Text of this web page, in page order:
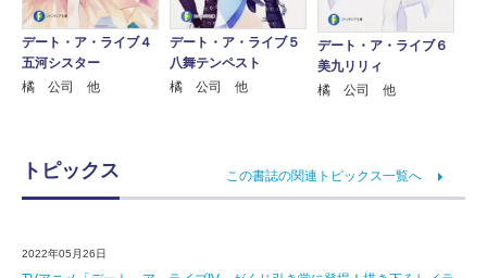
デート・ア・ライブ４
五河シスター
橘 公司 他
デート・ア・ライブ５
八舞テンペスト
橘 公司 他
デート・ア・ライブ６
美九リリィ
橘 公司 他
トピックス この書誌の関連トピックス一覧へ
2022年05月26日